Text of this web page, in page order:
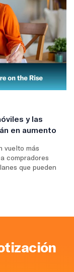
y las
en aumento
vuelto más
compradores
que pueden